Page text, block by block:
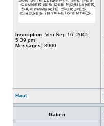
Inscription: Ven Sep 16, 2005
5:39 pm
Messages: 8900
Haut
Gatien